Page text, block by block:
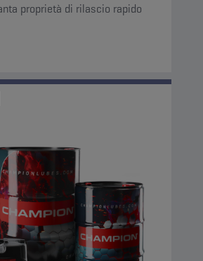
proprietà di rilascio rapido